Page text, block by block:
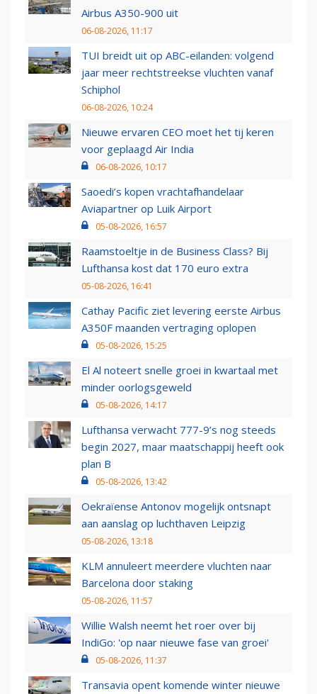
Airbus A350-900 uit
06-08-2026, 11:17
TUI breidt uit op ABC-eilanden: volgend
jaar meer rechtstreekse vluchten vanaf
Schiphol
06-08-2026, 10:24
Nieuwe ervaren CEO moet het tij keren
voor geplaagd Air India
06-08-2026, 10:17
Saoedi’s kopen vrachtafhandelaar
Aviapartner op Luik Airport
05-08-2026, 16:57
Raamstoeltje in de Business Class? Bij
Lufthansa kost dat 170 euro extra
05-08-2026, 16:41
Cathay Pacific ziet levering eerste Airbus
A350F maanden vertraging oplopen
05-08-2026, 15:25
El Al noteert snelle groei in kwartaal met
minder oorlogsgeweld
05-08-2026, 14:17
Lufthansa verwacht 777-9’s nog steeds
begin 2027, maar maatschappij heeft ook
plan B
05-08-2026, 13:42
Oekraïense Antonov mogelijk ontsnapt
aan aanslag op luchthaven Leipzig
05-08-2026, 13:18
KLM annuleert meerdere vluchten naar
Barcelona door staking
05-08-2026, 11:57
Willie Walsh neemt het roer over bij
IndiGo: 'op naar nieuwe fase van groei'
05-08-2026, 11:37
Transavia opent komende winter nieuwe